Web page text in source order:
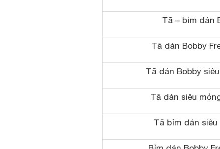
Tã – bỉm dán
Tã dán Bobby
Tã dán Bobby
Tã dán siêu
Tã bỉm dán siêu